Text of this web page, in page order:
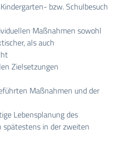
bzw. Schulbesuch
Maßnahmen sowohl
als auch
Zielsetzungen
Maßnahmen und der
Lebensplanung des
spätestens in der zweiten